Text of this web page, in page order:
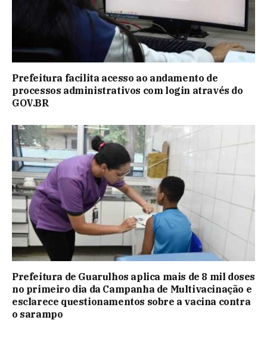
Prefeitura facilita acesso ao andamento de
processos administrativos com login através do
GOV.BR
Prefeitura de Guarulhos aplica mais de 8 mil doses
no primeiro dia da Campanha de Multivacinação e
esclarece questionamentos sobre a vacina contra
o sarampo